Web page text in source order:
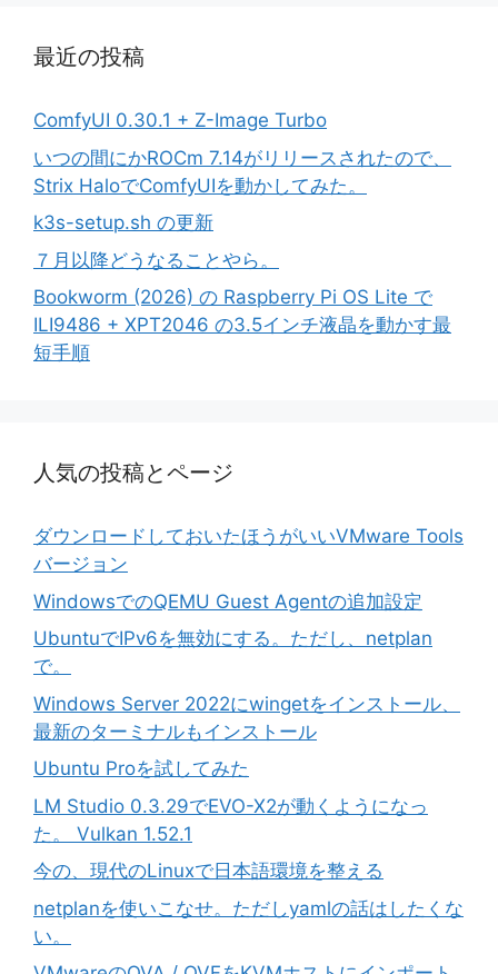
最近の投稿
ComfyUI 0.30.1 + Z-Image Turbo
いつの間にかROCm 7.14がリリースされたので、
Strix HaloでComfyUIを動かしてみた。
k3s-setup.sh の更新
７月以降どうなることやら。
Bookworm (2026) の Raspberry Pi OS Lite で
ILI9486 + XPT2046 の3.5インチ液晶を動かす最
短手順
人気の投稿とページ
ダウンロードしておいたほうがいいVMware Tools
バージョン
WindowsでのQEMU Guest Agentの追加設定
UbuntuでIPv6を無効にする。ただし、netplan
で。
Windows Server 2022にwingetをインストール、
最新のターミナルもインストール
Ubuntu Proを試してみた
LM Studio 0.3.29でEVO-X2が動くようになっ
た。 Vulkan 1.52.1
今の、現代のLinuxで日本語環境を整える
netplanを使いこなせ。ただしyamlの話はしたくな
い。